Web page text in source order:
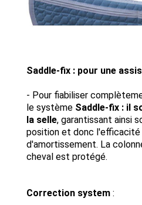
Saddle-fix : pour une
- Pour fiabiliser
le système Saddle-fix : il
la selle, garantissant ainsi
position et donc l'efficacité
d'amortissement. La
cheval est protégé.
Correction system :